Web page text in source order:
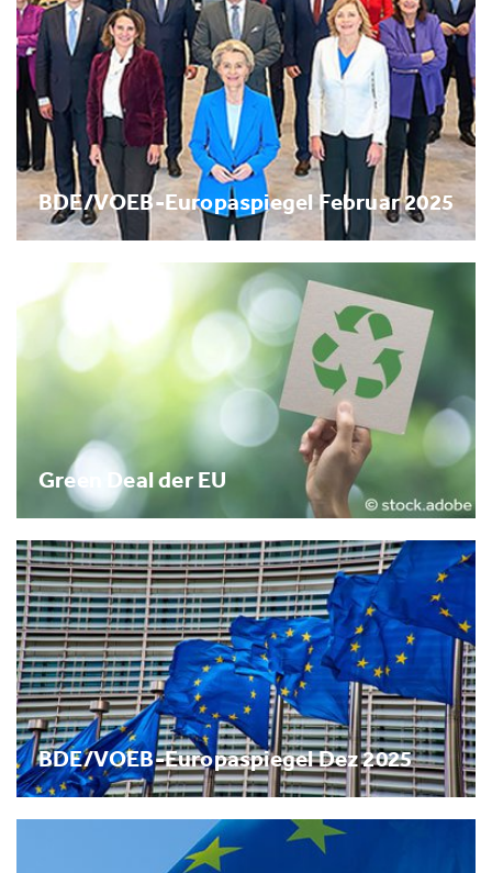
BDE/VOEB-Europaspiegel Februar 2025
Green Deal der EU
BDE/VOEB-Europaspiegel Dez 2025